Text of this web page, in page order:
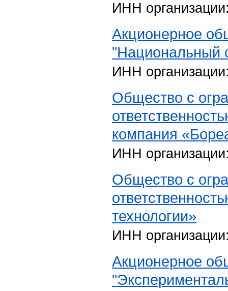
ИНН
Акционерное
"Национальный
ИНН
Общество с
компания
ИНН
Общество с
технологии»
ИНН
Акционерное